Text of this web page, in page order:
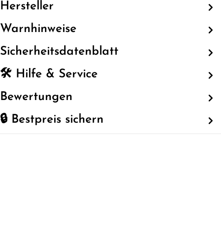
Hersteller
Warnhinweise
Sicherheitsdatenblatt
🛠️ Hilfe & Service
Bewertungen
🔒 Bestpreis sichern